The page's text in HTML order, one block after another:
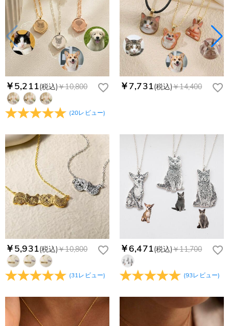
￥5,211(税込)￥10,800
(20レビュー)
￥7,731(税込)￥14,400
￥5,931(税込)￥10,800
(31レビュー)
￥6,471(税込)￥11,700
(93レビュー)